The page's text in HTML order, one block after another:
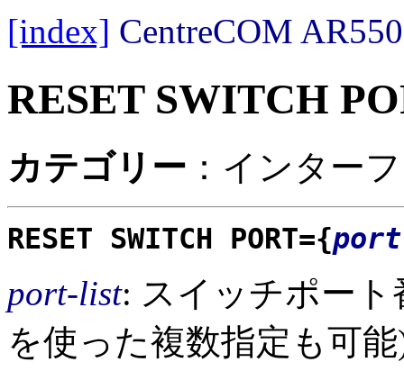
[index] CentreCOM
RESET SWITCH
カテゴリー ：インター
RESET SWITCH PORT={
port-list: スイッチポー
を使った複数指定も可